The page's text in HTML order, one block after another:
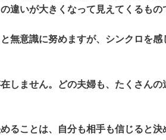
違いが大きくなって見えてくるもの
無意識に努めますが、シンクロを
しません。どの夫婦も、たくさん
ることは、自分も相手も信じると